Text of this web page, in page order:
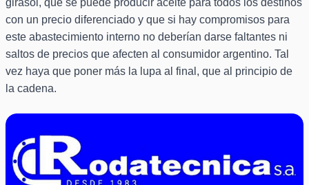
girasol, que se puede producir aceite para todos los destinos
con un precio diferenciado y que si hay compromisos para
este abastecimiento interno no deberían darse faltantes ni
saltos de precios que afecten al consumidor argentino. Tal
vez haya que poner más la lupa al final, que al principio de
la cadena.